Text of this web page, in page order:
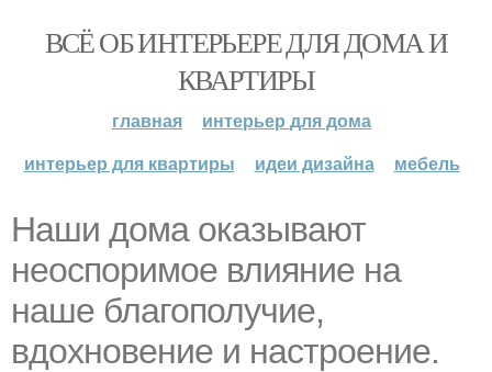
ВСЁ ОБ ИНТЕРЬЕРЕ ДЛЯ ДОМА И
КВАРТИРЫ
главная
интерьер для дома
интерьер для квартиры
идеи дизайна мебель
Наши дома оказывают
неоспоримое влияние на
наше благополучие,
вдохновение и настроение.